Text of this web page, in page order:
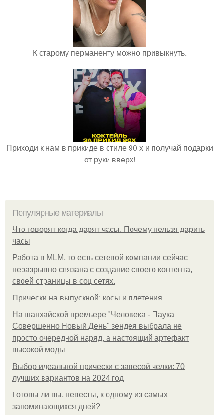
К старому перманенту можно привыкнуть.
Приходи к нам в прикиде в стиле 90 х и получай подарки
от руки вверх!
Популярные материалы
Что говорят когда дарят часы. Почему нельзя дарить
часы
Работа в MLM, то есть сетевой компании сейчас
неразрывно связана с создание своего контента,
своей страницы в соц сетях.
Прически на выпускной: косы и плетения.
На шанхайской премьере "Человека - Паука:
Совершенно Новый День" зендея выбрала не
просто очередной наряд, а настоящий артефакт
высокой моды.
Выбор идеальной прически с завесой челки: 70
лучших вариантов на 2024 год
Готовы ли вы, невесты, к одному из самых
запоминающихся дней?